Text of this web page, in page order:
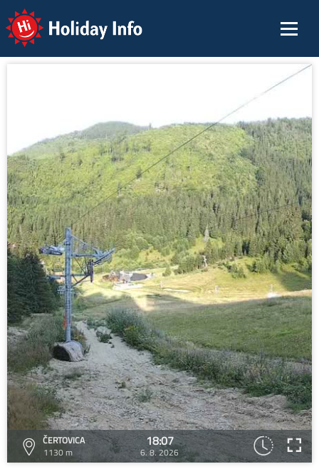
Holiday Info
ČERTOVICA
1130 m
18:07
6. 8. 2026